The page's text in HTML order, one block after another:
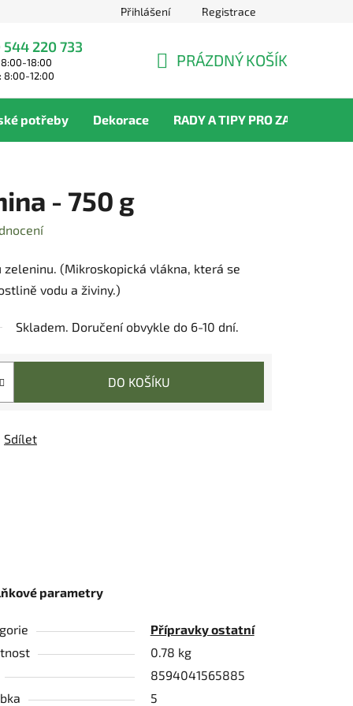
Přihlášení Registrace
220 733
18:00
8:00-12:00
KOŠÍK
PRÁZDNÝ KOŠÍK
potřeby Dekorace RADY A TIPY PRO ZAHRADNÍKY
- 750 g
(Mikroskopická vlákna, která se
vodu a živiny.)
Skladem. Doručení obvykle do 6-10 dní.
DO KOŠÍKU
Sdílet
parametry
Přípravky ostatní
0.78 kg
8594041565885
5